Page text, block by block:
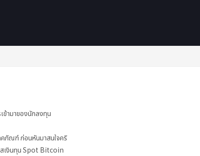
ข้ามาของนักลงทุน
คภัณฑ์ ก่อนหันมาสนใจคริ
สเงินทุน Spot Bitcoin